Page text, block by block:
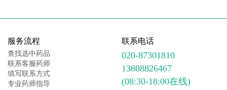
服务流程
查找选中药品
联系客服药师
填写联系方式
专业药师指导
联系电话
020-87301810
13808826467
(08:30-18:00在线)